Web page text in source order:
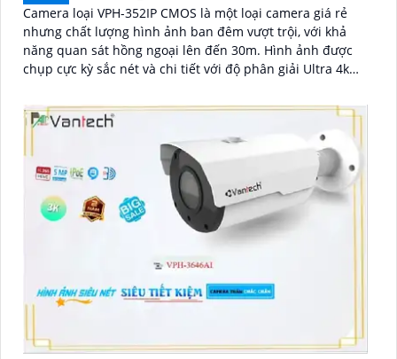
Camera loại VPH-352IP CMOS là một loại camera giá rẻ
nhưng chất lượng hình ảnh ban đêm vượt trội, với khả
năng quan sát hồng ngoại lên đến 30m. Hình ảnh được
chụp cực kỳ sắc nét và chi tiết với độ phân giải Ultra 4k